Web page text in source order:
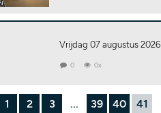
Vrijdag 07 augustus 2026
0 0x
1 2 3 ... 39 40 41